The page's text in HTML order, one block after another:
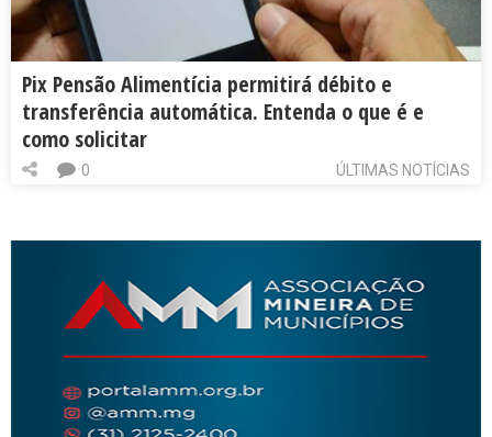
Pix Pensão Alimentícia permitirá débito e
transferência automática. Entenda o que é e
como solicitar
ÚLTIMAS NOTÍCIAS
0